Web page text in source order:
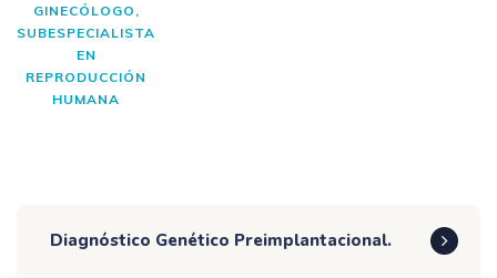
GINECÓLOGO,
SUBESPECIALISTA
EN
REPRODUCCIÓN
HUMANA
Diagnóstico Genético Preimplantacional.